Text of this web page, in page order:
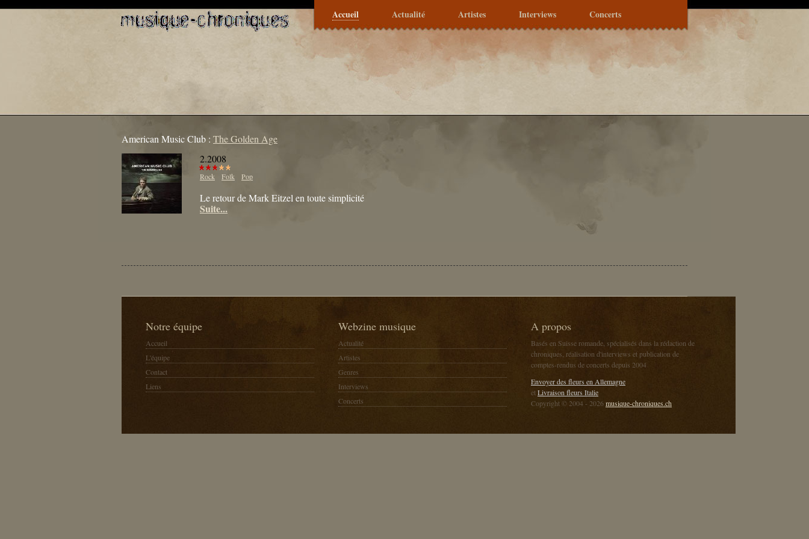
Accueil Actualité Artistes Interviews Concerts
American Music Club : The Golden Age
2.2008
Rock Folk Pop
Le retour de Mark Eitzel en toute simplicité
Suite...
Notre équipe
Accueil
L'équipe
Contact
Liens
Webzine musique
Actualité
Artistes
Genres
Interviews
Concerts
A propos
Basés en Suisse romande, spécialisés dans la rédaction de
chroniques, réalisation d'interviews et publication de
comptes-rendus de concerts depuis 2004
Envoyer des fleurs en Allemagne
etLivraison fleurs Italie
Copyright © 2004 - 2026musique-chroniques.ch